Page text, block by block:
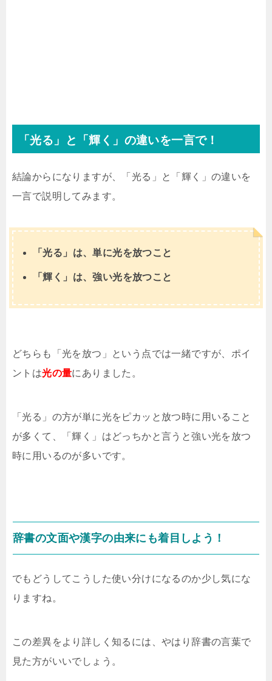
「光る」と「輝く」の違いを一言で！
結論からになりますが、「光る」と「輝く」の違いを
一言で説明してみます。
「光る」は、単に光を放つこと
「輝く」は、強い光を放つこと
どちらも「光を放つ」という点では一緒ですが、ポイ
ントは光の量にありました。
「光る」の方が単に光をピカッと放つ時に用いること
が多くて、「輝く」はどっちかと言うと強い光を放つ
時に用いるのが多いです。
辞書の文面や漢字の由来にも着目しよう！
でもどうしてこうした使い分けになるのか少し気にな
りますね。
この差異をより詳しく知るには、やはり辞書の言葉で
見た方がいいでしょう。